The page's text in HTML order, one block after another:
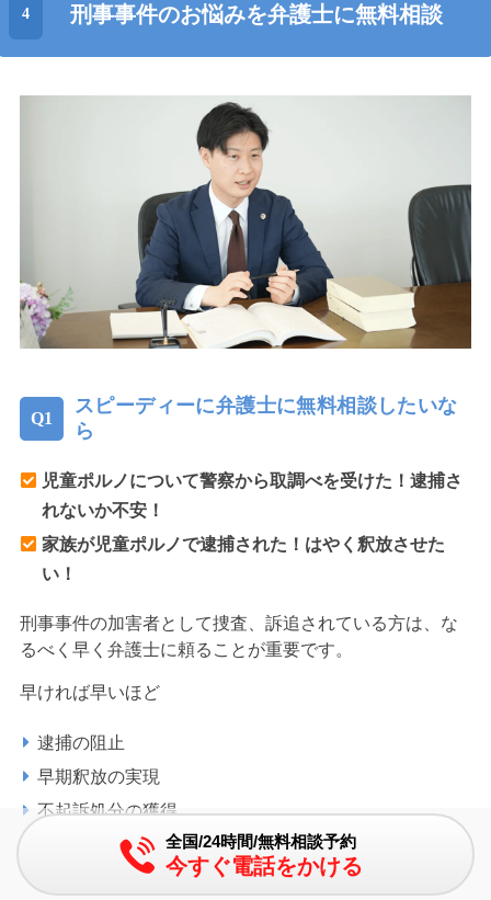
刑事事件のお悩みを弁護士に無料相談
スピーディーに弁護士に無料相談したいな
ら
児童ポルノについて警察から取調べを受けた！逮捕さ
れないか不安！
家族が児童ポルノで逮捕された！はやく釈放させた
い！
刑事事件の加害者として捜査、訴追されている方は、な
るべく早く弁護士に頼ることが重要です。
早ければ早いほど
逮捕の阻止
早期釈放の実現
不起訴処分の獲得
について可能性が高まります。
全国/24時間/無料相談予約
今すぐ電話をかける